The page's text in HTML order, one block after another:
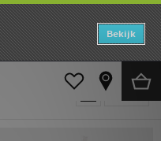
Bekijk
Allerhande